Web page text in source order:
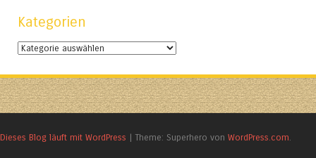
Kategorien
Kategorien
Dieses Blog läuft mit WordPress | Theme: Superhero von WordPress.com.